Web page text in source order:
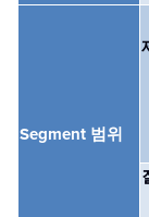
Segment 범위